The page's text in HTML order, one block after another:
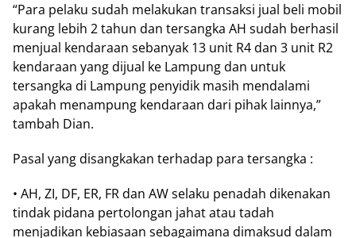
“Para pelaku sudah melakukan transaksi jual beli mobil
kurang lebih 2 tahun dan tersangka AH sudah berhasil
menjual kendaraan sebanyak 13 unit R4 dan 3 unit R2
kendaraan yang dijual ke Lampung dan untuk
tersangka di Lampung penyidik masih mendalami
apakah menampung kendaraan dari pihak lainnya,”
tambah Dian.
Pasal yang disangkakan terhadap para tersangka :
• AH, ZI, DF, ER, FR dan AW selaku penadah dikenakan
tindak pidana pertolongan jahat atau tadah
menjadikan kebiasaan sebagaimana dimaksud dalam